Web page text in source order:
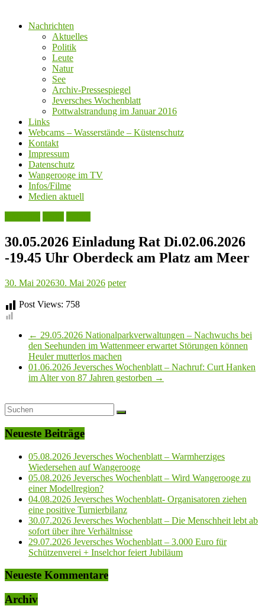
Nachrichten
Aktuelles
Politik
Leute
Natur
See
Archiv-Pressespiegel
Jeversches Wochenblatt
Pottwalstrandung im Januar 2016
Links
Webcams – Wasserstände – Küstenschutz
Kontakt
Impressum
Datenschutz
Wangerooge im TV
Infos/Filme
Medien aktuell
30.05.2026 Einladung Rat Di.02.06.2026
-19.45 Uhr Oberdeck am Platz am Meer
30. Mai 202630. Mai 2026 peter
Post Views: 758
← 29.05.2026 Nationalparkverwaltungen – Nachwuchs bei
den Seehunden im Wattenmeer erwartet Störungen können
Heuler mutterlos machen
01.06.2026 Jeversches Wochenblatt – Nachruf: Curt Hanken
im Alter von 87 Jahren gestorben →
Neueste Beiträge
05.08.2026 Jeversches Wochenblatt – Warmherziges
Wiedersehen auf Wangerooge
05.08.2026 Jeversches Wochenblatt – Wird Wangerooge zu
einer Modellregion?
04.08.2026 Jeversches Wochenblatt- Organisatoren ziehen
eine positive Turnierbilanz
30.07.2026 Jeversches Wochenblatt – Die Menschheit lebt ab
sofort über ihre Verhältnisse
29.07.2026 Jeversches Wochenblatt – 3.000 Euro für
Schützenverei + Inselchor feiert Jubiläum
Neueste Kommentare
Archiv